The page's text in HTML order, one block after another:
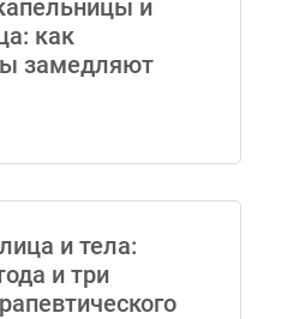
и
как
замедляют
и тела:
и три